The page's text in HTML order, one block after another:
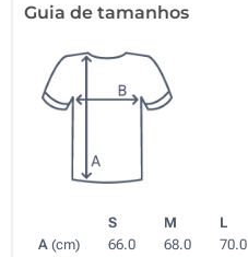
Guia de tamanhos
S M L
A (cm) 66.0 68.0 70.0